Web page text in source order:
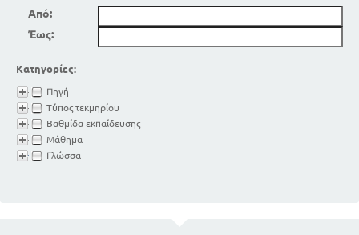
Από:
Έως:
Κατηγορίες:
Πηγή
Τύπος τεκμηρίου
Βαθμίδα εκπαίδευσης
Μάθημα
Γλώσσα